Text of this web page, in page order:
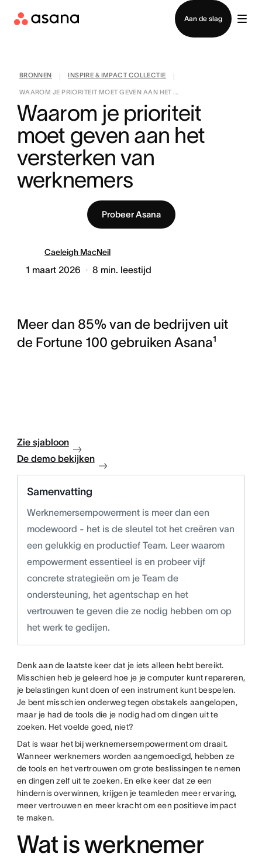
Aan de slag
Contact opnemen met verkoop
BRONNEN INSPIRE & IMPACT COLLECTIE
WAAROM JE PRIORITEIT MOET GEVEN AAN HET ...
Waarom je prioriteit
moet geven aan het
versterken van
werknemers
Probeer Asana
Caeleigh MacNeil
1 maart 2026 8 min. leestijd
Meer dan 85% van de bedrijven uit
de Fortune 100 gebruiken Asana¹
Zie sjabloon
De demo bekijken
Samenvatting
Werknemersempowerment is meer dan een
modewoord - het is de sleutel tot het creëren van
een gelukkig en productief Team. Leer waarom
empowerment essentieel is en probeer vijf
concrete strategieën om je Team de
ondersteuning, het agentschap en het
vertrouwen te geven die ze nodig hebben om op
het werk te gedijen.
Denk aan de laatste keer dat je iets alleen hebt bereikt.
Misschien heb je geleerd hoe je je computer kunt repareren,
je belastingen kunt doen of een instrument kunt bespelen.
Je bent misschien onderweg tegen obstakels aangelopen,
maar je had de tools die je nodig had om dingen uit te
zoeken. Het voelde goed, niet?
Dat is waar het bij werknemersempowerment om draait.
Wanneer werknemers worden aangemoedigd, hebben ze
de tools en het vertrouwen om grote beslissingen te nemen
en dingen zelf uit te zoeken. En elke keer dat ze een
hindernis overwinnen, krijgen je teamleden meer ervaring,
meer vertrouwen en meer kracht om een positieve impact
te maken.
Wat is werknemer